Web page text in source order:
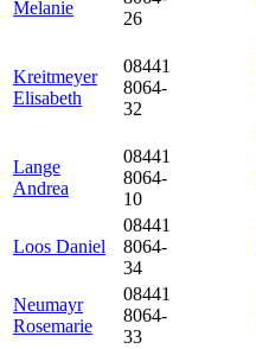
Melanie
26
Kreitmeyer
Elisabeth
08441
8064-
32
Lange
Andrea
08441
8064-
10
Loos Daniel
08441
8064-
34
Neumayr
Rosemarie
08441
8064-
33